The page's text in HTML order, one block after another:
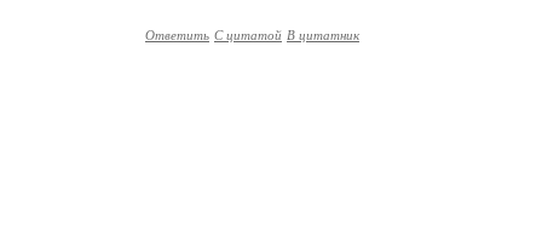
Ответить С цитатой В цитатник